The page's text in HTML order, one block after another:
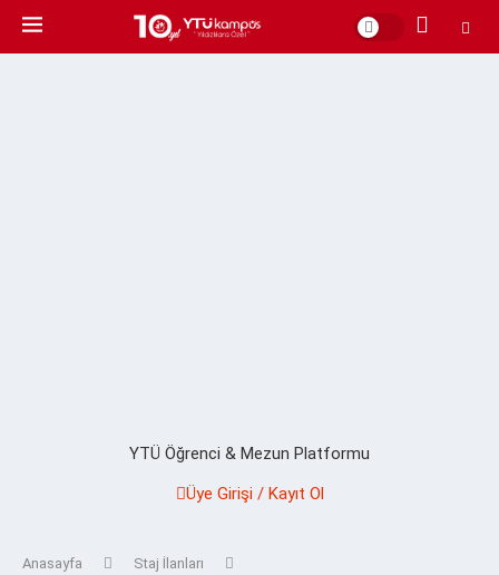
YTÜ Öğrenci & Mezun Platformu
Üye Girişi / Kayıt Ol
Anasayfa Staj İlanları